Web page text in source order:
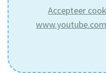
Accepteer